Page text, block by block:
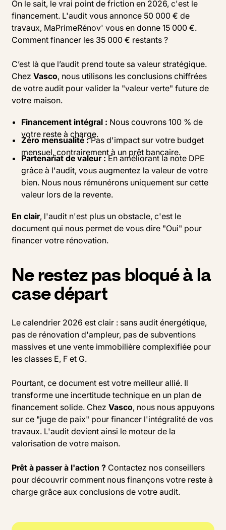
On le sait, le vrai point de friction en 2026, c'est le
financement. L'audit vous annonce 50 000 € de
travaux, MaPrimeRénov' vous en donne 15 000 €.
Comment financer les 35 000 € restants ?
C’est là que l’audit prend toute sa valeur stratégique.
Chez Vasco, nous utilisons les conclusions chiffrées
de votre audit pour valider la "valeur verte" future de
votre maison.
Financement intégral : Nous couvrons 100 % de
votre reste à charge.
Zéro mensualité :Pas d'impact sur votre budget
mensuel, contrairement à un prêt bancaire.
Partenariat de valeur :En améliorant la note DPE
grâce à l'audit, vous augmentez la valeur de votre
bien. Nous nous rémunérons uniquement sur cette
valeur lors de la revente.
En clair, l'audit n'est plus un obstacle, c'est le
document qui nous permet de vous dire "Oui" pour
financer votre rénovation.
Ne restez pas bloqué à la
case départ
Le calendrier 2026 est clair : sans audit énergétique,
pas de rénovation d'ampleur, pas de subventions
massives et une vente immobilière complexifiée pour
les classes E, F et G.
Pourtant, ce document est votre meilleur allié. Il
transforme une incertitude technique en un plan de
financement solide. Chez Vasco, nous nous appuyons
sur ce "juge de paix" pour financer l'intégralité de vos
travaux. L'audit devient ainsi le moteur de la
valorisation de votre maison.
Prêt à passer à l'action ? Contactez nos conseillers
pour découvrir comment nous finançons votre reste à
charge grâce aux conclusions de votre audit.